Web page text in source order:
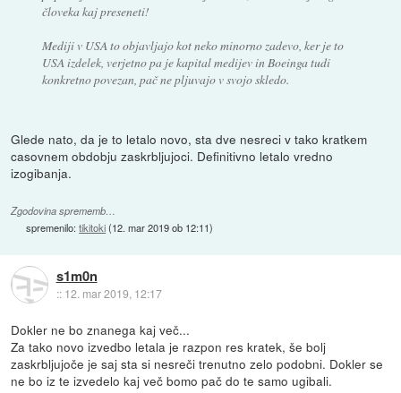
človeka kaj preseneti!
Mediji v USA to objavljajo kot neko minorno zadevo, ker je to
USA izdelek, verjetno pa je kapital medijev in Boeinga tudi
konkretno povezan, pač ne pljuvajo v svojo skledo.
Glede nato, da je to letalo novo, sta dve nesreci v tako kratkem
casovnem obdobju zaskrbljujoci. Definitivno letalo vredno
izogibanja.
Zgodovina sprememb…
spremenilo:tikitoki(12. mar 2019 ob 12:11)
s1m0n
:: 12. mar 2019, 12:17
Dokler ne bo znanega kaj več...
Za tako novo izvedbo letala je razpon res kratek, še bolj
zaskrbljujoče je saj sta si nesreči trenutno zelo podobni. Dokler se
ne bo iz te izvedelo kaj več bomo pač do te samo ugibali.